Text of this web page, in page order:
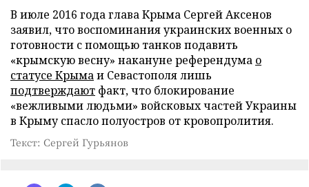
В июле 2016 года глава Крыма Сергей Аксенов
заявил, что воспоминания украинских военных о
готовности с помощью танков подавить
«крымскую весну» накануне референдума о
статусе Крымаи Севастополя лишь
подтверждают факт, что блокирование
«вежливыми людьми» войсковых частей Украины
в Крыму спасло полуостров от кровопролития.
Текст: Сергей Гурьянов